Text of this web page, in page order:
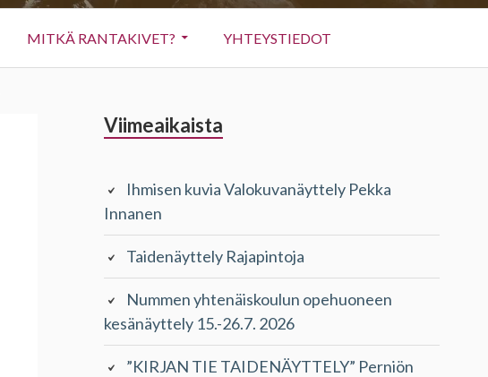
MITKÄ RANTAKIVET? YHTEYSTIEDOT
Sivupalkki
Viimeaikaista
Ihmisen kuvia Valokuvanäyttely Pekka
Innanen
Taidenäyttely Rajapintoja
Nummen yhtenäiskoulun opehuoneen
kesänäyttely 15.-26.7. 2026
”KIRJAN TIE TAIDENÄYTTELY” Perniön